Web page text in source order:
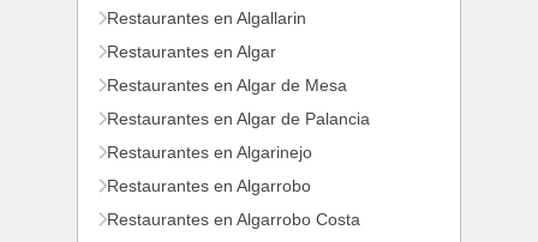
Restaurantes en Algallarin
Restaurantes en Algar
Restaurantes en Algar de Mesa
Restaurantes en Algar de Palancia
Restaurantes en Algarinejo
Restaurantes en Algarrobo
Restaurantes en Algarrobo Costa